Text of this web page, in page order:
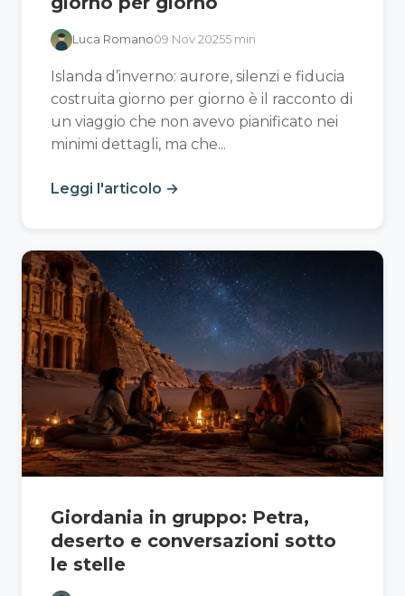
Luca Romano09 Nov 20255 min
Islanda d’inverno: aurore, silenzi e fiducia
costruita giorno per giorno è il racconto di
un viaggio che non avevo pianificato nei
minimi dettagli, ma che...
Leggi l'articolo →
Giordania in gruppo: Petra,
deserto e conversazioni sotto
le stelle